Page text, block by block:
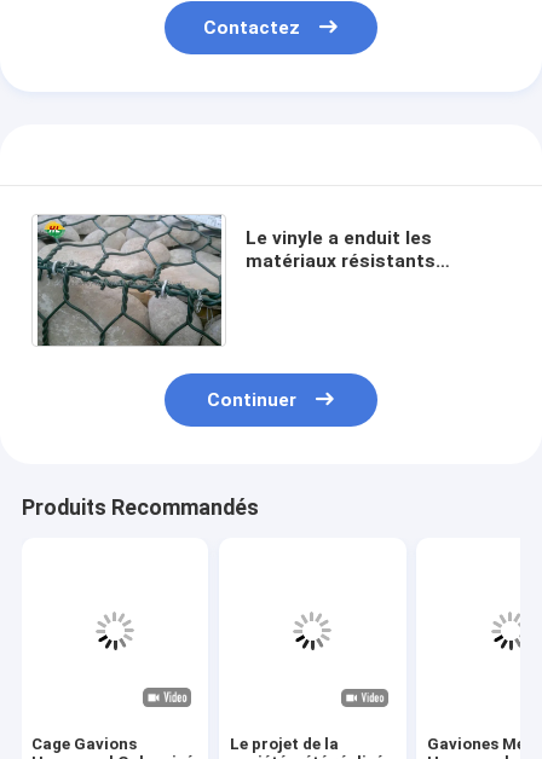
Contactez
Le vinyle a enduit les
matériaux résistants
Continuer
Produits Recommandés
Cage Gavions
Le projet de la
Gaviones